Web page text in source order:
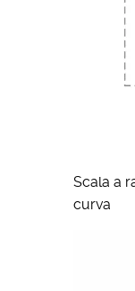
Scala a
curva